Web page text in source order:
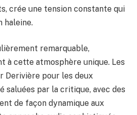
crée une tension constante qui
haleine.
remarquable,
à cette atmosphère unique. Les
Derivière pour les deux
saluées par la critique, avec des
de façon dynamique aux